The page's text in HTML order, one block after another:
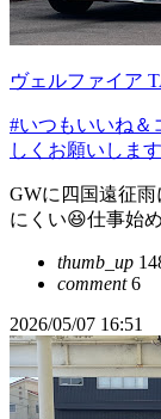
ヴェルファイア
#いつもいいね＆
しくお願いします
GWに四国遠征
にくい😆仕事始
thumb_up
comment6
2026/05/07 16:51